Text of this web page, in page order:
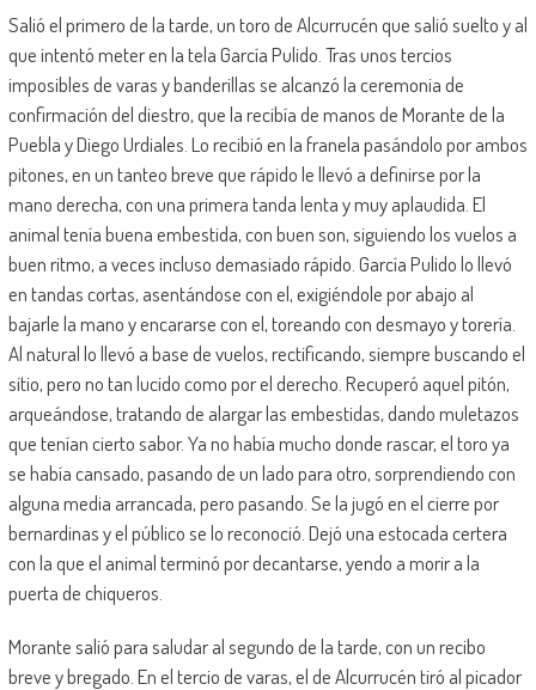
Salió el primero de la tarde, un toro de Alcurrucén que salió suelto y al
que intentó meter en la tela García Pulido. Tras unos tercios
imposibles de varas y banderillas se alcanzó la ceremonia de
confirmación del diestro, que la recibía de manos de Morante de la
Puebla y Diego Urdiales. Lo recibió en la franela pasándolo por ambos
pitones, en un tanteo breve que rápido le llevó a definirse por la
mano derecha, con una primera tanda lenta y muy aplaudida. El
animal tenía buena embestida, con buen son, siguiendo los vuelos a
buen ritmo, a veces incluso demasiado rápido. García Pulido lo llevó
en tandas cortas, asentándose con el, exigiéndole por abajo al
bajarle la mano y encararse con el, toreando con desmayo y torería.
Al natural lo llevó a base de vuelos, rectificando, siempre buscando el
sitio, pero no tan lucido como por el derecho. Recuperó aquel pitón,
arqueándose, tratando de alargar las embestidas, dando muletazos
que tenían cierto sabor. Ya no había mucho donde rascar, el toro ya
se había cansado, pasando de un lado para otro, sorprendiendo con
alguna media arrancada, pero pasando. Se la jugó en el cierre por
bernardinas y el público se lo reconoció. Dejó una estocada certera
con la que el animal terminó por decantarse, yendo a morir a la
puerta de chiqueros.
Morante salió para saludar al segundo de la tarde, con un recibo
breve y bregado. En el tercio de varas, el de Alcurrucén tiró al picador